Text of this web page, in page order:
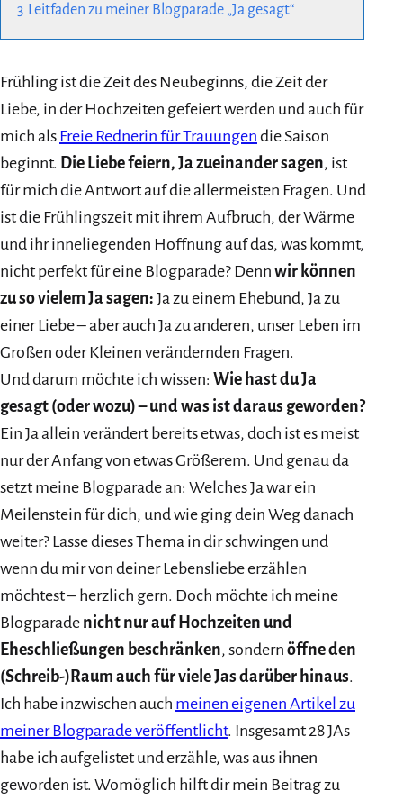
3
Leitfaden zu meiner Blogparade „Ja gesagt“
Frühling ist die Zeit des Neubeginns, die Zeit der
Liebe, in der Hochzeiten gefeiert werden und auch für
mich als Freie Rednerin für Trauungen die Saison
beginnt. Die Liebe feiern, Ja zueinander sagen, ist
für mich die Antwort auf die allermeisten Fragen. Und
ist die Frühlingszeit mit ihrem Aufbruch, der Wärme
und ihr inneliegenden Hoffnung auf das, was kommt,
nicht perfekt für eine Blogparade? Denn wir können
zu so vielem Ja sagen: Ja zu einem Ehebund, Ja zu
einer Liebe – aber auch Ja zu anderen, unser Leben im
Großen oder Kleinen verändernden Fragen.
Und darum möchte ich wissen: Wie hast du Ja
gesagt (oder wozu) – und was ist daraus geworden?
Ein Ja allein verändert bereits etwas, doch ist es meist
nur der Anfang von etwas Größerem. Und genau da
setzt meine Blogparade an: Welches Ja war ein
Meilenstein für dich, und wie ging dein Weg danach
weiter? Lasse dieses Thema in dir schwingen und
wenn du mir von deiner Lebensliebe erzählen
möchtest – herzlich gern. Doch möchte ich meine
Blogparade nicht nur auf Hochzeiten und
Eheschließungen beschränken, sondern öffne den
(Schreib-)Raum auch für viele Jas darüber hinaus.
Ich habe inzwischen auch meinen eigenen Artikel zu
meiner Blogparade veröffentlicht. Insgesamt 28 JAs
habe ich aufgelistet und erzähle, was aus ihnen
geworden ist. Womöglich hilft dir mein Beitrag zu